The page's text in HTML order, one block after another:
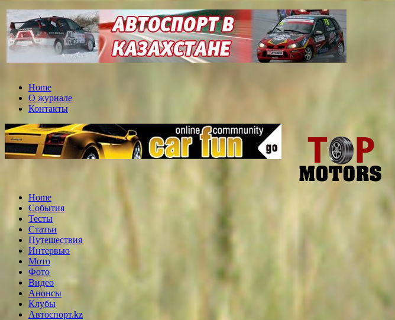
Home
О журнале
Контакты
Home
События
Тесты
Статьи
Путешествия
Интервью
Мото
Фото
Видео
Анонсы
Клубы
Автоспорт.kz